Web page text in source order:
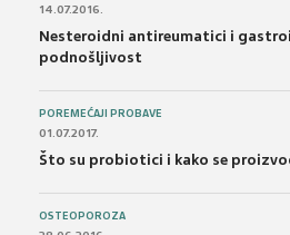
14.07.2016.
Nesteroidni antireumatici i
podnošljivost
POREMEĆAJI PROBAVE
01.07.2017.
Što su probiotici i kako se
OSTEOPOROZA